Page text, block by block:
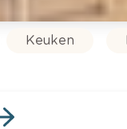
Keuken